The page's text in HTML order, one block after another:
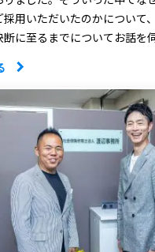
採用いただいたのかについて
に至るまでについてお話を